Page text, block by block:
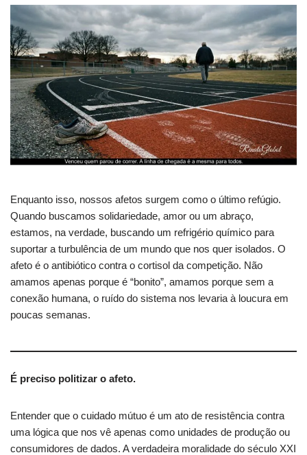
Enquanto isso, nossos afetos surgem como o último refúgio.
Quando buscamos solidariedade, amor ou um abraço,
estamos, na verdade, buscando um refrigério químico para
suportar a turbulência de um mundo que nos quer isolados. O
afeto é o antibiótico contra o cortisol da competição. Não
amamos apenas porque é “bonito”, amamos porque sem a
conexão humana, o ruído do sistema nos levaria à loucura em
poucas semanas.
É preciso politizar o afeto.
Entender que o cuidado mútuo é um ato de resistência contra
uma lógica que nos vê apenas como unidades de produção ou
consumidores de dados. A verdadeira moralidade do século XXI